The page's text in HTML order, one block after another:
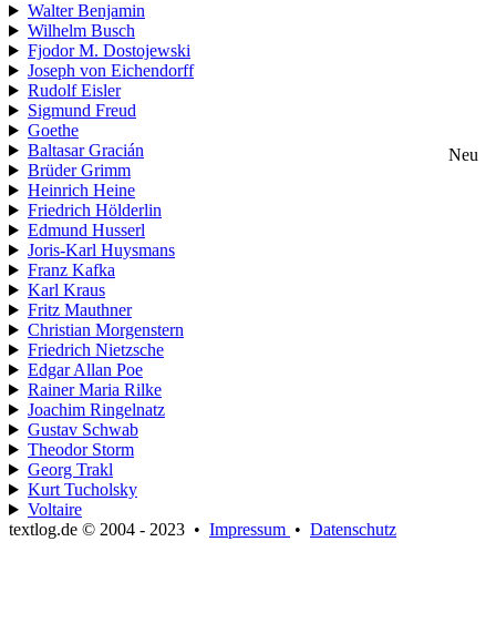
Walter Benjamin
Wilhelm Busch
Fjodor M. Dostojewski
Joseph von Eichendorff
Rudolf Eisler
Sigmund Freud
Goethe
Baltasar Gracián
Neu
Brüder Grimm
Heinrich Heine
Friedrich Hölderlin
Edmund Husserl
Joris-Karl Huysmans
Franz Kafka
Karl Kraus
Fritz Mauthner
Christian Morgenstern
Friedrich Nietzsche
Edgar Allan Poe
Rainer Maria Rilke
Joachim Ringelnatz
Gustav Schwab
Theodor Storm
Georg Trakl
Kurt Tucholsky
Voltaire
textlog.de © 2004 - 2023 • Impressum • Datenschutz